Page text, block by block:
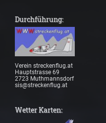
Durchführung:
Verein streckenflug.at
Hauptstrasse 69
2723 Muthmannsdorf
sis@streckenflug.at
Wetter Karten: